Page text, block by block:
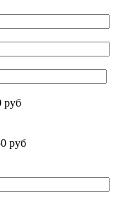
руб
руб